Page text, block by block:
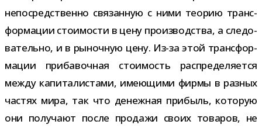
непо­сред­ственно свя­зан­ную с ними тео­рию транс­
фор­ма­ции сто­и­мо­сти в цену про­из­вод­ства, а сле­до­
ва­тельно, и в рыноч­ную цену. Из-​за этой транс­фор­
ма­ции при­ба­воч­ная сто­и­мость рас­пре­де­ля­ется
между капи­та­ли­стами, име­ю­щими фирмы в раз­ных
частях мира, так что денеж­ная при­быль, кото­рую
они полу­чают после про­дажи своих това­ров, не